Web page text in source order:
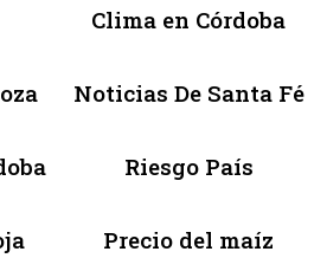
Clima en Córdoba
Noticias De Santa Fé
Riesgo País
Precio del maíz